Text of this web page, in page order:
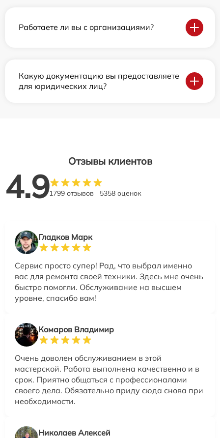
Работаете ли вы с организациями?
Какую документацию вы предоставляете
для юридических лиц?
Отзывы клиентов
4.91799 отзывов 5358 оценок
Гладков Марк
Сервис просто супер! Рад, что выбрал именно
вас для ремонта своей техники. Здесь мне очень
быстро помогли. Обслуживание на высшем
уровне, спасибо вам!
Комаров Владимир
Очень доволен обслуживанием в этой
мастерской. Работа выполнена качественно и в
срок. Приятно общаться с профессионалами
своего дела. Обязательно приду сюда снова при
необходимости.
Николаев Алексей